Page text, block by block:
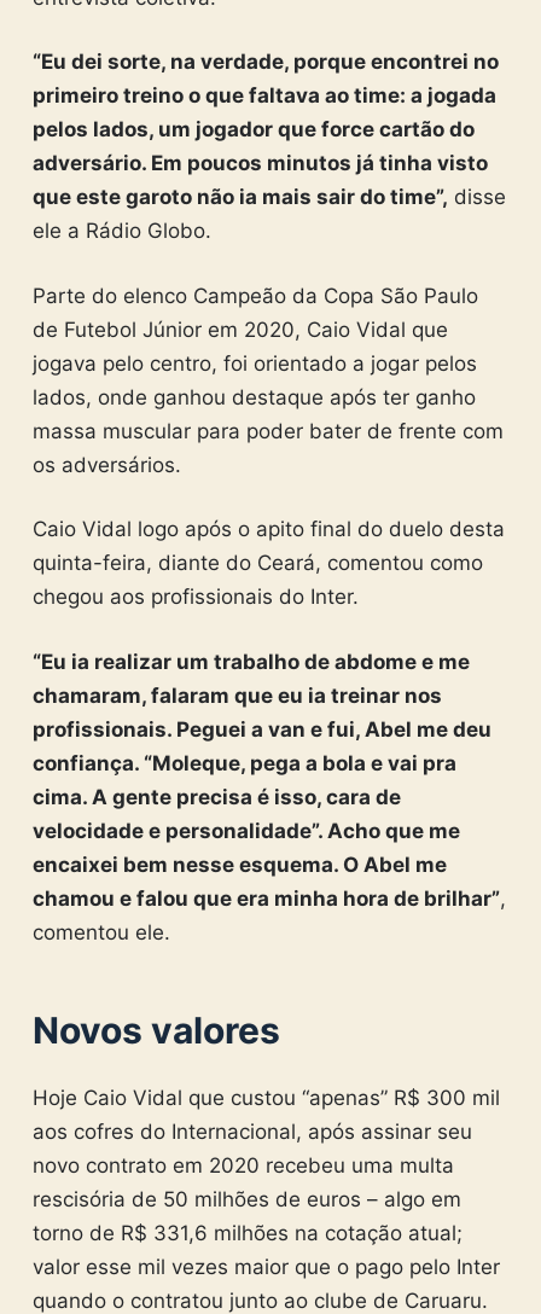
“Eu dei sorte, na verdade, porque encontrei no
primeiro treino o que faltava ao time: a jogada
pelos lados, um jogador que force cartão do
adversário. Em poucos minutos já tinha visto
que este garoto não ia mais sair do time”, disse
ele a Rádio Globo.
Parte do elenco Campeão da Copa São Paulo
de Futebol Júnior em 2020, Caio Vidal que
jogava pelo centro, foi orientado a jogar pelos
lados, onde ganhou destaque após ter ganho
massa muscular para poder bater de frente com
os adversários.
Caio Vidal logo após o apito final do duelo desta
quinta-feira, diante do Ceará, comentou como
chegou aos profissionais do Inter.
“Eu ia realizar um trabalho de abdome e me
chamaram, falaram que eu ia treinar nos
profissionais. Peguei a van e fui, Abel me deu
confiança. “Moleque, pega a bola e vai pra
cima. A gente precisa é isso, cara de
velocidade e personalidade”. Acho que me
encaixei bem nesse esquema. O Abel me
chamou e falou que era minha hora de brilhar”,
comentou ele.
Novos valores
Hoje Caio Vidal que custou “apenas” R$ 300 mil
aos cofres do Internacional, após assinar seu
novo contrato em 2020 recebeu uma multa
rescisória de 50 milhões de euros – algo em
torno de R$ 331,6 milhões na cotação atual;
valor esse mil vezes maior que o pago pelo Inter
quando o contratou junto ao clube de Caruaru.